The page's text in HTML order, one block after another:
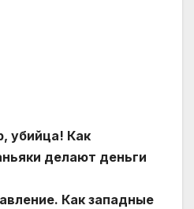
убийца! Как
делают деньги
Как западные